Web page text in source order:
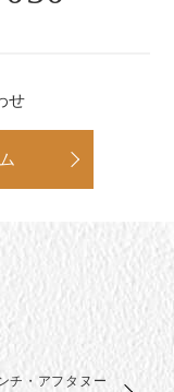
せ
チ・アフタヌー